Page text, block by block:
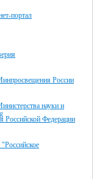
портал
России
науки и
Российской Федерации